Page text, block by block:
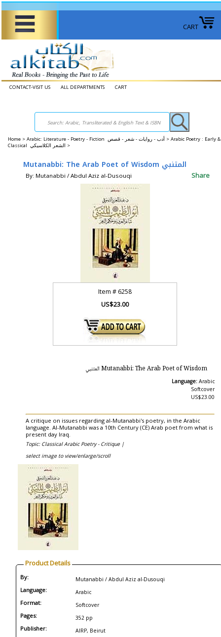
CART
CONTACT-VISIT US ALL DEPARTMENTS CART
Home > Arabic: Literature - Poetry - Fiction أدب - روايات - شعر - قصص > Arabic Poetry : Early &
Classical الشعر الكلاسيكي >
Mutanabbi: The Arab Poet of Wisdom المتنبي
By: Mutanabbi / Abdul Aziz al-Dusouqi Share
Item # 6258
US$23.00
Mutanabbi: The Arab Poet of Wisdom المتنبي
Language: Arabic
Softcover
US$23.00
A critique on issues regarding al-Mutanabbi's poetry, in the Arabic
language. Al-Mutanabbi was a 10th Century (CE) Arab poet from what is
present day Iraq.
Topic: Classical Arabic Poetry - Critique |
select image to view/enlarge/scroll
Product Details
By: Mutanabbi / Abdul Aziz al-Dusouqi
Language: Arabic
Format: Softcover
Pages: 352 pp
Publisher: AIRP, Beirut